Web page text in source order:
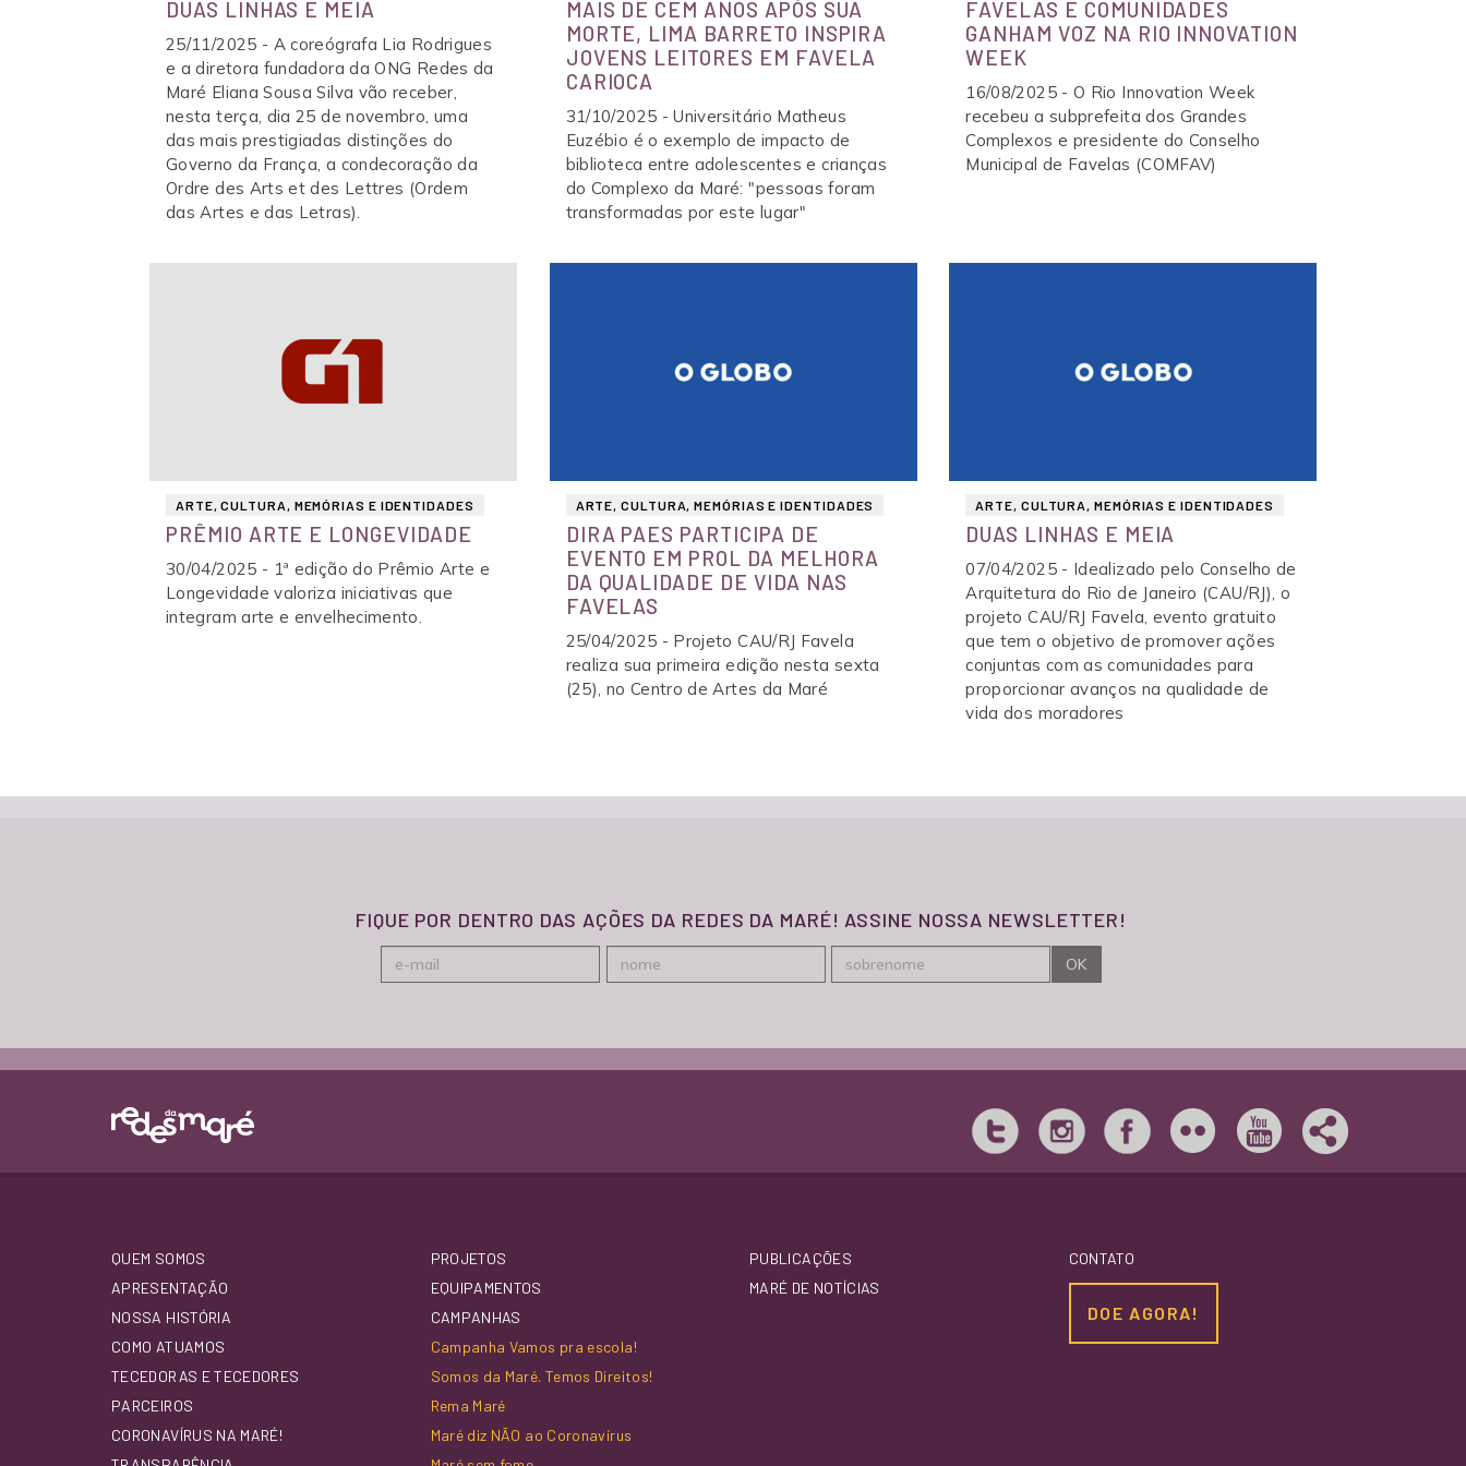
CASA PRETA DA MARÉ
ESPAÇO NORMAL
COMIDA DE FAVELA
MARÉ DE DIREITOS
ECOCLIMA
BIBLIOTECA POPULAR ESCRITOR LIMA BARRETO
MARÉ QUE QUEREMOS
CURSO PREPARATÓRIO PARA O ENSINO MÉDIO
CASA DA MULHERES DA MARÉ
ESPAÇO NORMAL
ARTIGOS DE OPINIÃO
DUAS LINHAS E MEIA
25/11/2025 - A coreógrafa Lia Rodrigues
e a diretora fundadora da ONG Redes da
Maré Eliana Sousa Silva vão receber,
nesta terça, dia 25 de novembro, uma
das mais prestigiadas distinções do
Governo da França, a condecoração da
Ordre des Arts et des Lettres (Ordem
das Artes e das Letras).
MAIS DE CEM ANOS APÓS SUA
MORTE, LIMA BARRETO INSPIRA
JOVENS LEITORES EM FAVELA
CARIOCA
31/10/2025 - Universitário Matheus
Euzébio é o exemplo de impacto de
biblioteca entre adolescentes e crianças
do Complexo da Maré: "pessoas foram
transformadas por este lugar"
FAVELAS E COMUNIDADES
GANHAM VOZ NA RIO INNOVATION
WEEK
16/08/2025 - O Rio Innovation Week
recebeu a subprefeita dos Grandes
Complexos e presidente do Conselho
Municipal de Favelas (COMFAV)
ARTE, CULTURA, MEMÓRIAS E IDENTIDADES
PRÊMIO ARTE E LONGEVIDADE
30/04/2025 - 1ª edição do Prêmio Arte e
Longevidade valoriza iniciativas que
integram arte e envelhecimento.
ARTE, CULTURA, MEMÓRIAS E IDENTIDADES
DIRA PAES PARTICIPA DE
EVENTO EM PROL DA MELHORA
DA QUALIDADE DE VIDA NAS
FAVELAS
25/04/2025 - Projeto CAU/RJ Favela
realiza sua primeira edição nesta sexta
(25), no Centro de Artes da Maré
ARTE, CULTURA, MEMÓRIAS E IDENTIDADES
DUAS LINHAS E MEIA
07/04/2025 - Idealizado pelo Conselho de
Arquitetura do Rio de Janeiro (CAU/RJ), o
projeto CAU/RJ Favela, evento gratuito
que tem o objetivo de promover ações
conjuntas com as comunidades para
proporcionar avanços na qualidade de
vida dos moradores
FIQUE POR DENTRO DAS AÇÕES DA REDES DA MARÉ! ASSINE NOSSA NEWSLETTER!
QUEM SOMOS
APRESENTAÇÃO
NOSSA HISTÓRIA
COMO ATUAMOS
TECEDORAS E TECEDORES
PARCEIROS
CORONAVÍRUS NA MARÉ!
PROJETOS
EQUIPAMENTOS
CAMPANHAS
Campanha Vamos pra escola!
Somos da Maré. Temos Direitos!
Rema Maré
Maré diz NÃO ao Coronavírus
PUBLICAÇÕES
MARÉ DE NOTÍCIAS
CONTATO
DOE AGORA!